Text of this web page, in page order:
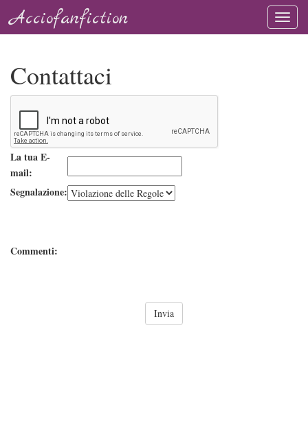
Acciofanfiction
Contattaci
La tua E-
mail:
Segnalazione:
Commenti: